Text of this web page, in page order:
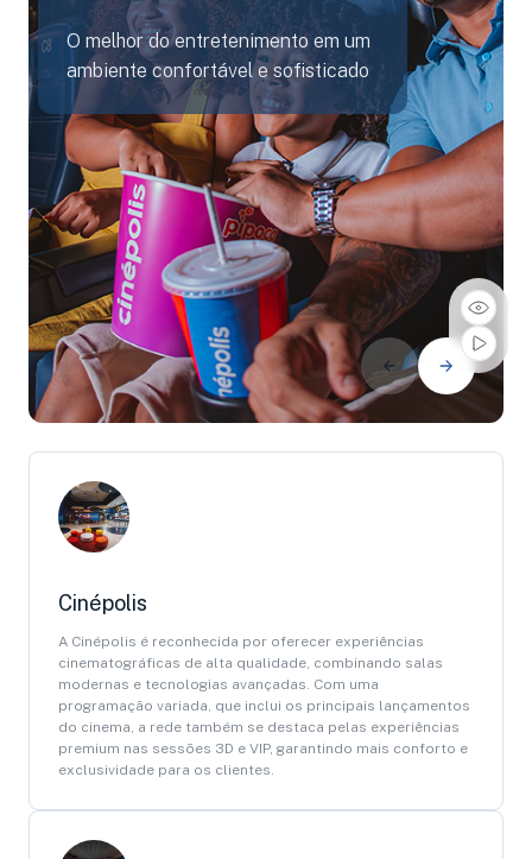
O melhor do entretenimento em um
ambiente confortável e sofisticado
Cinépolis
A Cinépolis é reconhecida por oferecer experiências
cinematográficas de alta qualidade, combinando salas
modernas e tecnologias avançadas. Com uma
programação variada, que inclui os principais lançamentos
do cinema, a rede também se destaca pelas experiências
premium nas sessões 3D e VIP, garantindo mais conforto e
exclusividade para os clientes.